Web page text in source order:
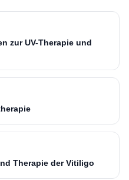
zur UV-Therapie und
Therapie der Vitiligo